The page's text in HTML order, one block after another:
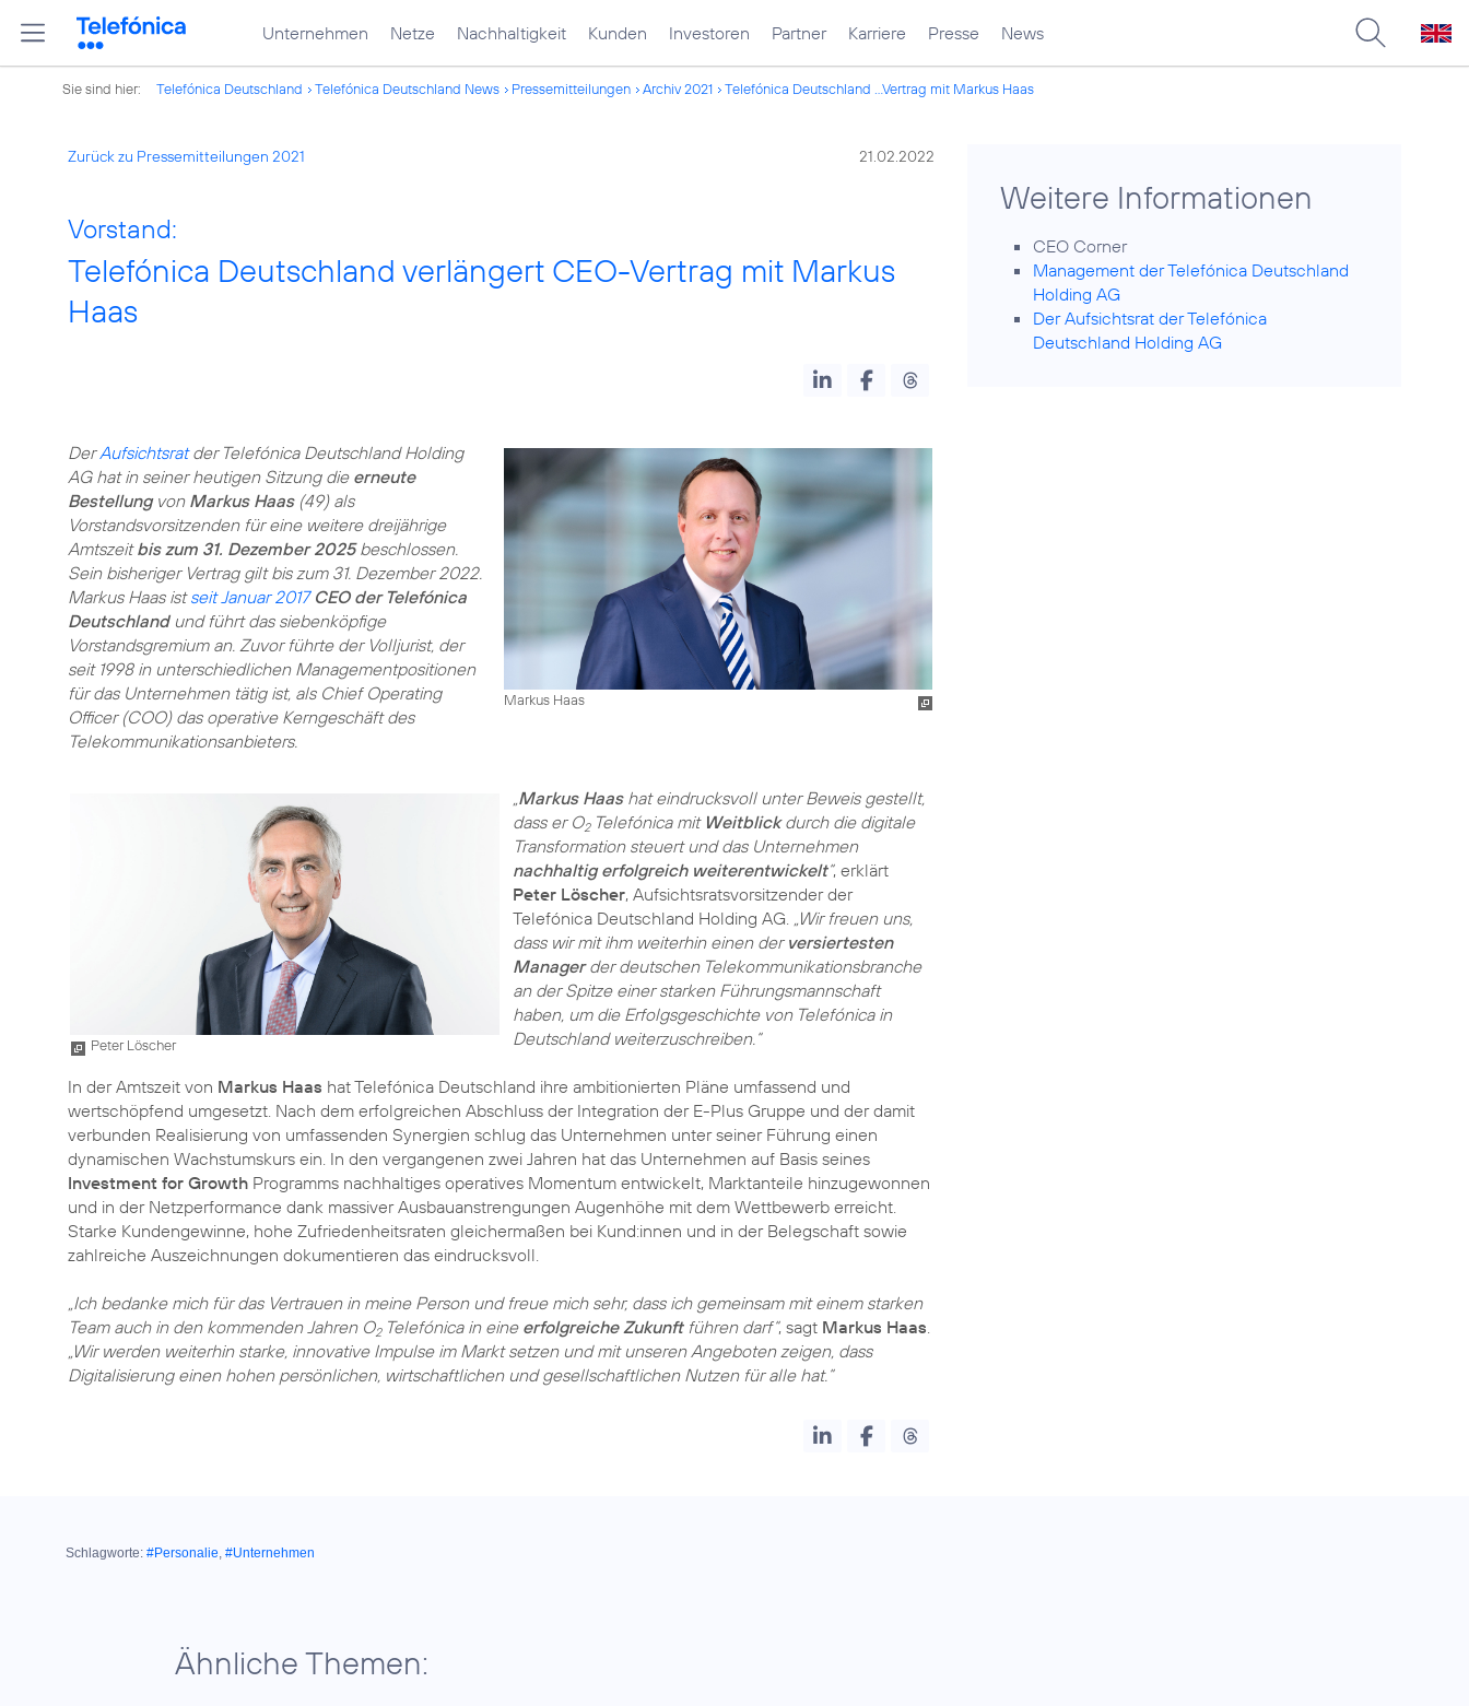
Unternehmen Netze Nachhaltigkeit Kunden Investoren Partner Karriere Presse News
Sie sind hier: Telefónica Deutschland Telefónica Deutschland News Pressemitteilungen Archiv 2021 Telefónica Deutschland ...Vertrag mit Markus Haas
Zurück zu Pressemitteilungen 2021 21.02.2022
Vorstand:
Telefónica Deutschland verlängert CEO-Vertrag mit Markus
Haas
Markus Haas
DerAufsichtsratder Telefónica Deutschland Holding
AG hat in seiner heutigen Sitzung die erneute
Bestellungvon Markus Haas(49) als
Vorstandsvorsitzenden für eine weitere dreijährige
Amtszeitbis zum 31. Dezember 2025beschlossen.
Sein bisheriger Vertrag gilt bis zum 31. Dezember 2022.
Markus Haas istseit Januar 2017 CEO der Telefónica
Deutschlandund führt das siebenköpfige
Vorstandsgremium an. Zuvor führte der Volljurist, der
seit 1998 in unterschiedlichen Managementpositionen
für das Unternehmen tätig ist, als Chief Operating
Officer (COO) das operative Kerngeschäft des
Telekommunikationsanbieters.
Peter Löscher
„Markus Haashat eindrucksvoll unter Beweis gestellt,
dass er O2Telefónica mit Weitblickdurch die digitale
Transformation steuert und das Unternehmen
nachhaltig erfolgreich weiterentwickelt“, erklärt
Peter Löscher, Aufsichtsratsvorsitzender der
Telefónica Deutschland Holding AG. „Wir freuen uns,
dass wir mit ihm weiterhin einen der versiertesten
Managerder deutschen Telekommunikationsbranche
an der Spitze einer starken Führungsmannschaft
haben, um die Erfolgsgeschichte von Telefónica in
Deutschland weiterzuschreiben.“
In der Amtszeit von Markus Haas hat Telefónica Deutschland ihre ambitionierten Pläne umfassend und
wertschöpfend umgesetzt. Nach dem erfolgreichen Abschluss der Integration der E-Plus Gruppe und der damit
verbunden Realisierung von umfassenden Synergien schlug das Unternehmen unter seiner Führung einen
dynamischen Wachstumskurs ein. In den vergangenen zwei Jahren hat das Unternehmen auf Basis seines
Investment for Growth Programms nachhaltiges operatives Momentum entwickelt, Marktanteile hinzugewonnen
und in der Netzperformance dank massiver Ausbauanstrengungen Augenhöhe mit dem Wettbewerb erreicht.
Starke Kundengewinne, hohe Zufriedenheitsraten gleichermaßen bei Kund:innen und in der Belegschaft sowie
zahlreiche Auszeichnungen dokumentieren das eindrucksvoll.
„Ich bedanke mich für das Vertrauen in meine Person und freue mich sehr, dass ich gemeinsam mit einem starken
Team auch in den kommenden Jahren O2Telefónica in eine erfolgreiche Zukunftführen darf“, sagt Markus Haas.
„Wir werden weiterhin starke, innovative Impulse im Markt setzen und mit unseren Angeboten zeigen, dass
Digitalisierung einen hohen persönlichen, wirtschaftlichen und gesellschaftlichen Nutzen für alle hat.“
Weitere Informationen
CEO Corner
Management der Telefónica Deutschland
Holding AG
Der Aufsichtsrat der Telefónica
Deutschland Holding AG
Schlagworte: #Personalie, #Unternehmen
Ähnliche Themen: